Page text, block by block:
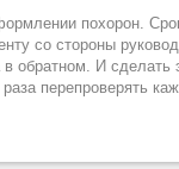
похорон.
со стороны
обратном. И
перепроверять